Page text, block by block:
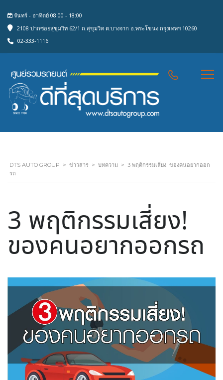
จันทร์ - อาทิตย์ 08:00 - 18:00
2108 ปากซอยสุขุมวิท 62/1 ถ.สุขุมวิท ต.บางจาก อ.พระโขนง กรุงเทพฯ 10260
02-333-1116
DTS AUTO GROUP > ข่าวสาร > บทความ > 3 พฤติกรรมเสี่ยง! ของคนอยากออก
รถ
3 พฤติกรรมเสี่ยง!
ของคนอยากออกรถ